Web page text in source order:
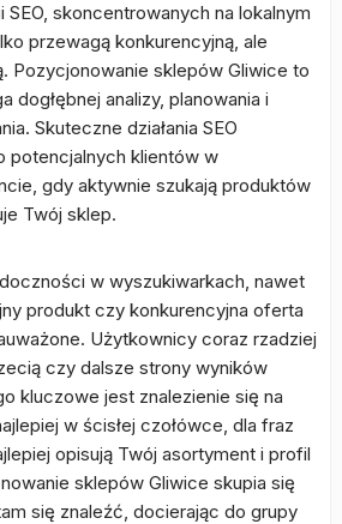
skoncentrowanych na lokalnym
przewagą konkurencyjną, ale
Pozycjonowanie sklepów Gliwice to
dogłębnej analizy, planowania i
Skuteczne działania SEO
potencjalnych klientów w
gdy aktywnie szukają produktów
Twój sklep.
w wyszukiwarkach, nawet
produkt czy konkurencyjna oferta
Użytkownicy coraz rzadziej
czy dalsze strony wyników
kluczowe jest znalezienie się na
w ścisłej czołówce, dla fraz
opisują Twój asortyment i profil
sklepów Gliwice skupia się
się znaleźć, docierając do grupy